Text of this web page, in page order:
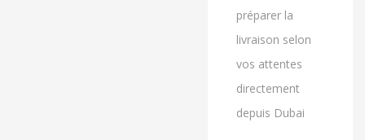
préparer la
livraison selon
vos attentes
directement
depuis Dubai